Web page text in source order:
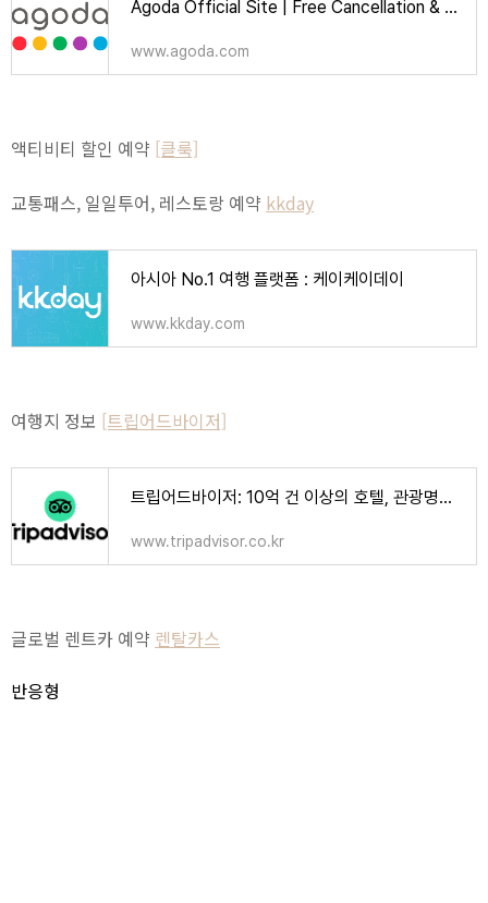
Agoda Official Site | Free Cancellation & Booking Deals | Over 2 Million Hotels
www.agoda.com
액티비티 할인 예약 [클룩]
교통패스, 일일투어, 레스토랑 예약 kkday
아시아 No.1 여행 플랫폼 : 케이케이데이
www.kkday.com
여행지 정보 [트립어드바이저]
트립어드바이저: 10억 건 이상의 호텔, 관광명소, 음식점 리뷰와 포스팅이 모여드는 곳
www.tripadvisor.co.kr
글로벌 렌트카 예약 렌탈카스
반응형